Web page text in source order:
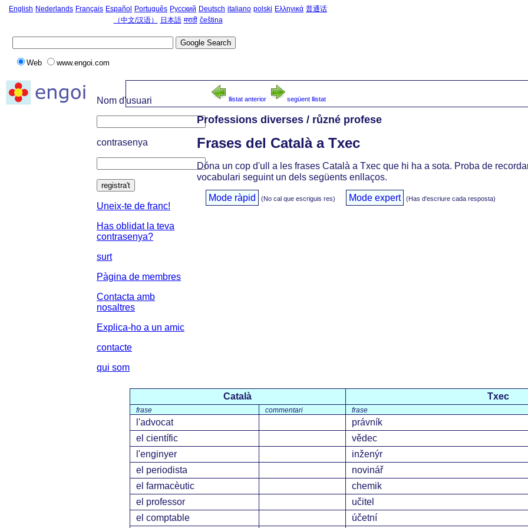
English Nederlands Français Español Português Русский Deutsch italiano polski Ελληνικά 普通话
（中文/汉语）
日本語 मराठी čeština
Web www.engoi.com
Nom d'usuari
contrasenya
registra't
Uneix-te de franc!
Has oblidat la teva
contrasenya?
surt
Pàgina de membres
Contacta amb
nosaltres
Explica-ho a un amic
contacte
qui som
llistat anterior següent llistat
Professions diverses / různé profese
Frases del Català a Txec
Dóna un cop d'ull a les frases Català a Txec que hi ha a sota. Proba de
vocabulari seguint un dels següents enllaços.
Mode ràpid (No cal que escriguis res) Mode expert (Has d'escriure cada resposta)
Català Txec
frase commentari frase
l'advocat
právník
el científic
vědec
l'enginyer
inženýr
el periodista
novinář
el farmacèutic
chemik
el professor
učitel
el comptable
účetní